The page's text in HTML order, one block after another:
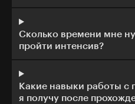
Сколько времени мне
пройти интенсив?
Какие навыки работы с
я получу после